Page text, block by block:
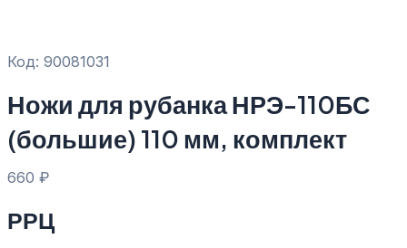
Код: 90081031
Ножи для рубанка НРЭ-110БС
(большие) 110 мм, комплект
660 ₽
РРЦ